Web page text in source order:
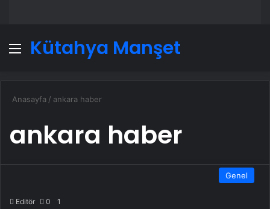
Menü
Kütahya Manşet
Anasayfa / ankara haber
ankara haber
Genel
Editör 0 1